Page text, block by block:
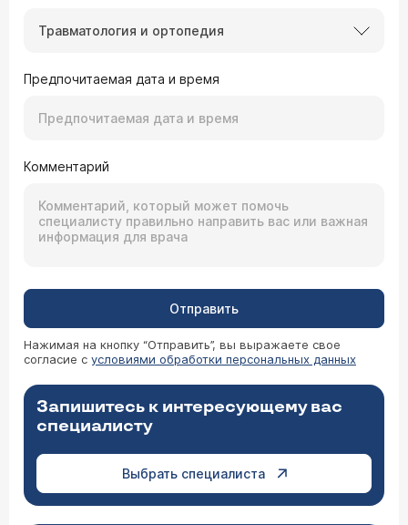
Травматология и ортопедия
Предпочитаемая дата и время
Комментарий
Отправить
Нажимая на кнопку “Отправить”, вы выражаете свое
согласие с условиями обработки персональных данных
Запишитесь к интересующему вас
специалисту
Выбрать специалиста